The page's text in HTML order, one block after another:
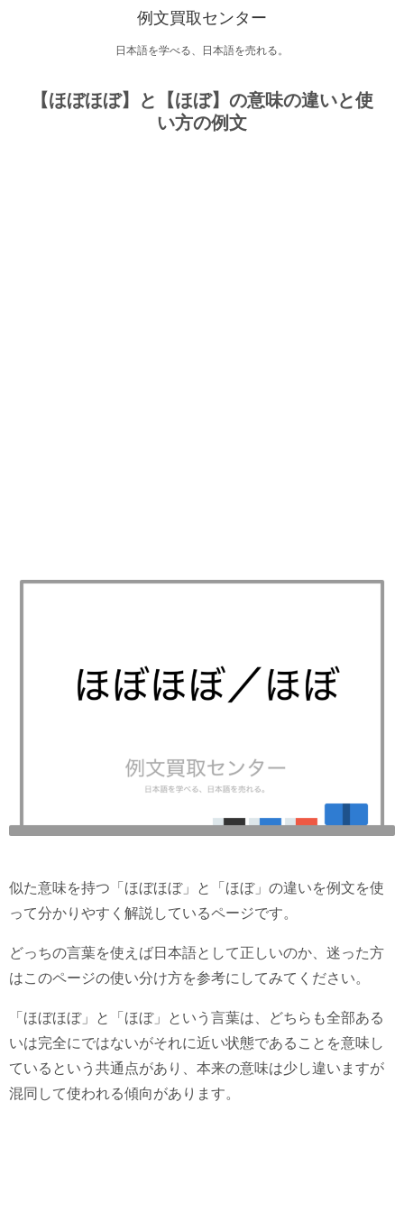
例文買取センター
日本語を学べる、日本語を売れる。
【ほぼほぼ】と【ほぼ】の意味の違いと使
い方の例文
似た意味を持つ「ほぼほぼ」と「ほぼ」の違いを例文を使
って分かりやすく解説しているページです。
どっちの言葉を使えば日本語として正しいのか、迷った方
はこのページの使い分け方を参考にしてみてください。
「ほぼほぼ」と「ほぼ」という言葉は、どちらも全部ある
いは完全にではないがそれに近い状態であることを意味し
ているという共通点があり、本来の意味は少し違いますが
混同して使われる傾向があります。